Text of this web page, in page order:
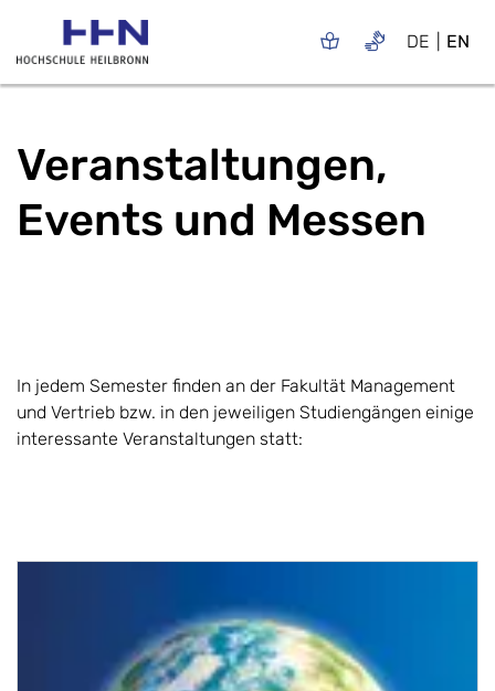
DE EN
Veranstaltungen,
Events und Messen
In jedem Semester finden an der Fakultät Management
und Vertrieb bzw. in den jeweiligen Studiengängen einige
interessante Veranstaltungen statt: